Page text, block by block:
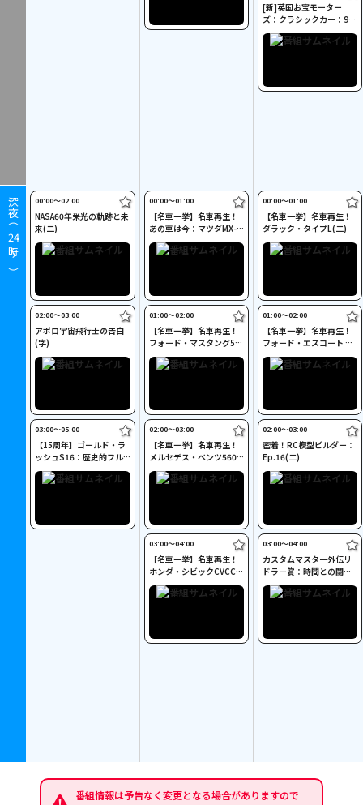
深夜（
24
時～）
[新]英国お宝モーター
ズ：クラシックカー：90
年代 ミニ(二)
00:00〜02:00
NASA60年栄光の軌跡と未
来(二)
02:00〜03:00
アポロ宇宙飛行士の告白
(字)
03:00〜05:00
【15周年】ゴールド・ラ
ッシュS16：歴史的フル
稼働(二)
00:00〜01:00
【名車一挙】名車再生！
あの車は今：マツダMX-5
(二)
01:00〜02:00
【名車一挙】名車再生！
フォード・マスタング5.0
(二)
02:00〜03:00
【名車一挙】名車再生！
メルセデス・ベンツ560S
L(二)
03:00〜04:00
【名車一挙】名車再生！
ホンダ・シビックCVCC
(二)
00:00〜01:00
【名車一挙】名車再生！
ダラック・タイプL(二)
01:00〜02:00
【名車一挙】名車再生！
フォード・エスコート RS
2000(二)
02:00〜03:00
密着！RC模型ビルダー：
Ep.16(二)
03:00〜04:00
カスタムマスター外伝リ
ドラー賞：時間との闘い
(二)
番組情報は予告なく変更となる場合がありますので